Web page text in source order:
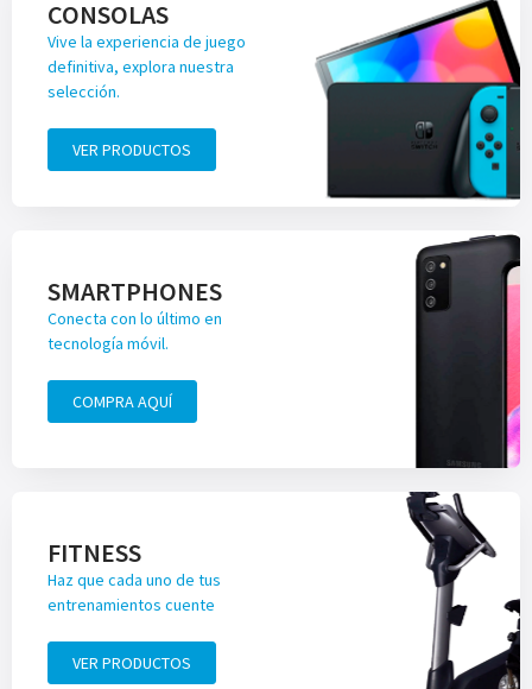
CONSOLAS
Vive la experiencia de juego
definitiva, explora nuestra
selección.
VER PRODUCTOS
SMARTPHONES
Conecta con lo último en
tecnología móvil.
COMPRA AQUÍ
FITNESS
Haz que cada uno de tus
entrenamientos cuente
VER PRODUCTOS